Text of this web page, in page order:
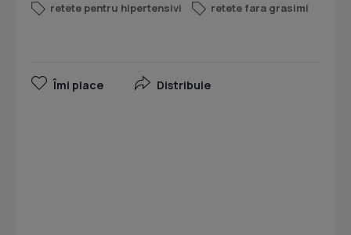
retete pentru hipertensivi
retete fara grasimi
Îmi place Distribuie